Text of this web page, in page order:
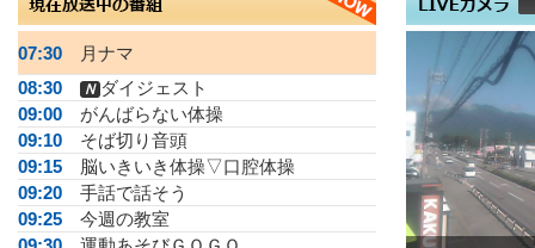
07:30
月ナマ
08:30
Ｎダイジェスト
09:00
がんばらない体操
09:10
そば切り音頭
09:15
脳いきいき体操▽口腔体操
09:20
手話で話そう
09:25
今週の教室